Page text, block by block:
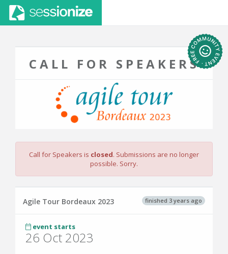
CALL FOR SPEAKERS
Call for Speakers is closed. Submissions are no longer
possible. Sorry.
finished 3 years ago
Agile Tour Bordeaux 2023
event starts
26 Oct 2023